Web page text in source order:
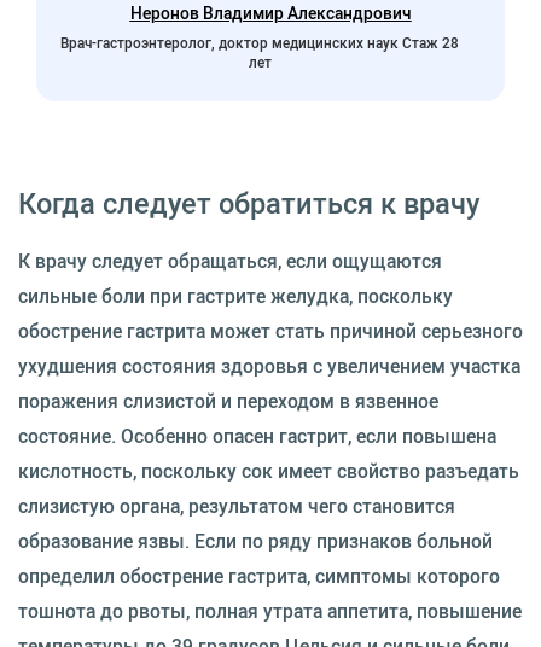
Неронов Владимир Александрович
Врач-гастроэнтеролог, доктор медицинских наук Стаж 28
лет
Когда следует обратиться к врачу
К врачу следует обращаться, если ощущаются
сильные боли при гастрите желудка, поскольку
обострение гастрита может стать причиной серьезного
ухудшения состояния здоровья с увеличением участка
поражения слизистой и переходом в язвенное
состояние. Особенно опасен гастрит, если повышена
кислотность, поскольку сок имеет свойство разъедать
слизистую органа, результатом чего становится
образование язвы. Если по ряду признаков больной
определил обострение гастрита, симптомы которого
тошнота до рвоты, полная утрата аппетита, повышение